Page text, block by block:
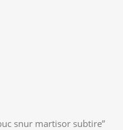
snur martisor subtire”